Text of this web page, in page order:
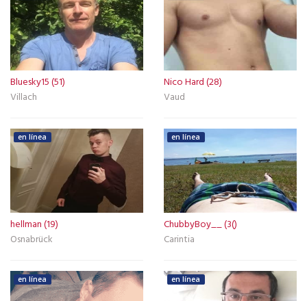
Bluesky15 (51)
Villach
Nico Hard (28)
Vaud
en línea
hellman (19)
Osnabrück
en línea
ChubbyBoy__ (3()
Carintia
en línea en línea